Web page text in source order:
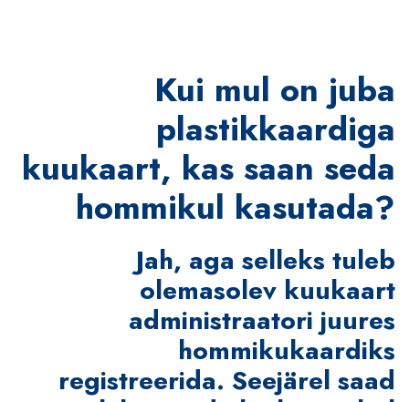
Kui mul on juba
plastikkaardiga
kuukaart, kas saan seda
hommikul kasutada?
Jah, aga selleks tuleb
olemasolev kuukaart
administraatori juures
hommikukaardiks
registreerida. Seejärel saad